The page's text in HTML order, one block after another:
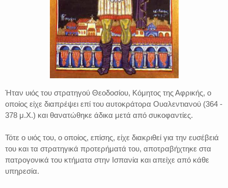
Ήταν υιός του στρατηγού Θεοδοσίου, Κόμητος της Αφρικής, ο
οποίος είχε διαπρέψει επί του αυτοκράτορα Ουαλεντιανού (364 -
378 μ.Χ.) και θανατώθηκε άδικα μετά από συκοφαντίες.
Τότε ο υιός του, ο οποίος, επίσης, είχε διακριθεί για την ευσέβειά
του και τα στρατηγικά προτερήματά του, αποτραβήχτηκε στα
πατρογονικά του κτήματα στην Ισπανία και απείχε από κάθε
υπηρεσία.